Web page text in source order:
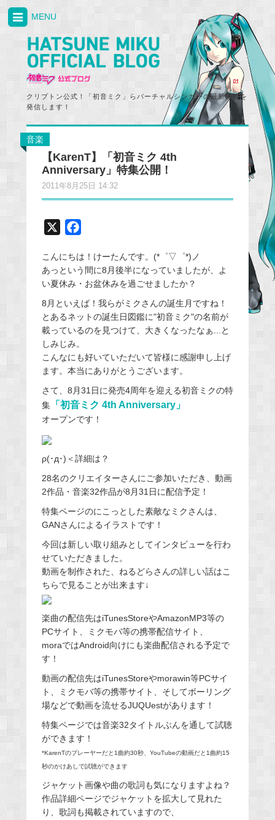
クリプトン公式！「初音ミク」らバーチャルシンガーの最新情報を
発信します！
MENU
音楽
【KarenT】「初音ミク 4th
Anniversary」特集公開！
2011年8月25日 14:32
c
e
b
o
o
こんにちは！けーたんです。(*゜▽゜*)ノ
あっという間に8月後半になっていましたが、よ
い夏休み・お盆休みを過ごせましたか？
8月といえば！我らがミクさんの誕生月ですね！
とあるネットの誕生日図鑑に"初音ミク"の名前が
載っているのを見つけて、大きくなったなぁ...と
しみじみ。
こんなにも好いていただいて皆様に感謝申し上げ
ます。本当にありがとうございます。
さて、8月31日に発売4周年を迎える初音ミクの特
集「初音ミク 4th Anniversary」
オープンです！
ρ(･д･)＜詳細は？
28名のクリエイターさんにご参加いただき、動画
2作品・音楽32作品が8月31日に配信予定！
特集ページのにこっとした素敵なミクさんは、
GANさんによるイラストです！
今回は新しい取り組みとしてインタビューを行わ
せていただきました。
動画を制作された、ねるどらさんの詳しい話はこ
ちらで見ることが出来ます↓
楽曲の配信先はiTunesStoreやAmazonMP3等の
PCサイト、ミクモバ等の携帯配信サイト、
moraではAndroid向けにも楽曲配信される予定で
す！
動画の配信先はiTunesStoreやmorawin等PCサイ
ト、ミクモバ等の携帯サイト、そしてボーリング
場などで動画を流せるJUQUestがあります！
特集ページでは音楽32タイトルぶんを通して試聴
ができます！
*KarenTのプレーヤーだと1曲約30秒、YouTubeの動画だと1曲約15
秒のかけあしで試聴ができます
ジャケット画像や曲の歌詞も気になりますよね？
作品詳細ページでジャケットを拡大して見れた
り、歌詞も掲載されていますので、